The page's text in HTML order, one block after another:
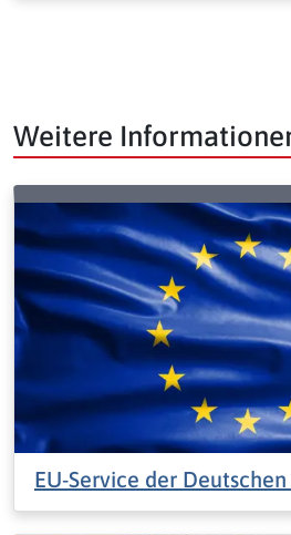
Weitere
EU-Service der